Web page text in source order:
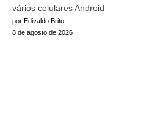
vários celulares Android
por Edivaldo Brito
8 de agosto de 2026